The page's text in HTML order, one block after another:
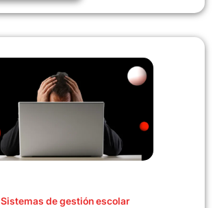
Sistemas de gestión escolar